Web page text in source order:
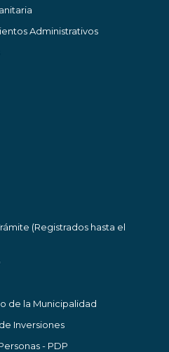
Administrativos
(Registrados hasta el
de la Municipalidad
Inversiones
- PDP